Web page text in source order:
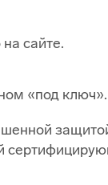
сайте.
«под ключ».